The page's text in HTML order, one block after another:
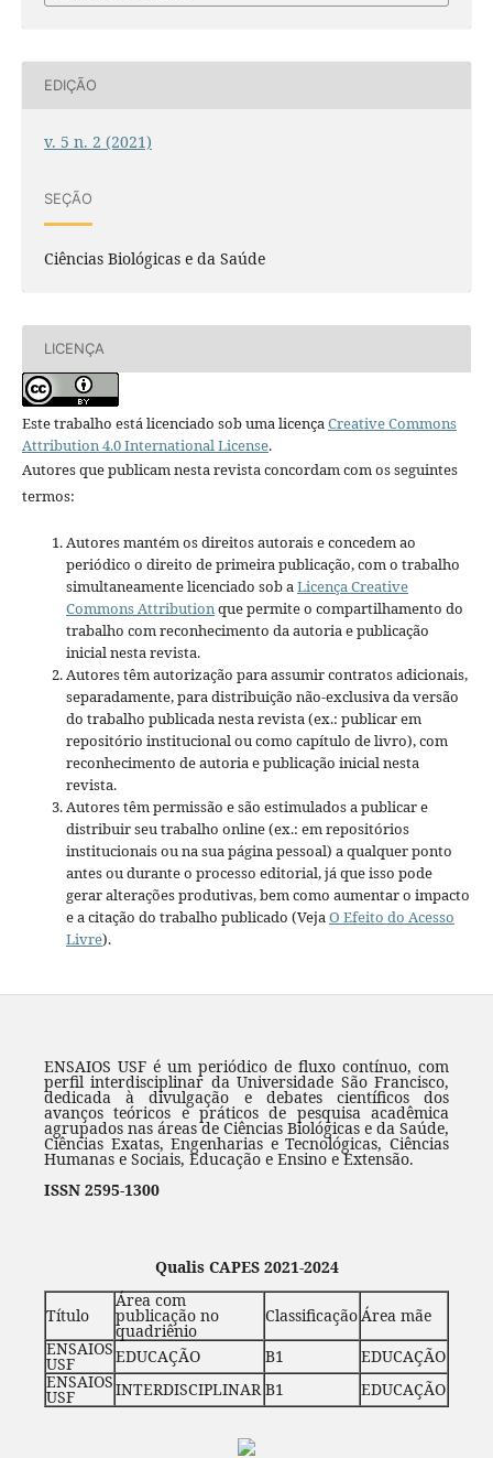
EDIÇÃO
v. 5 n. 2 (2021)
SEÇÃO
Ciências Biológicas e da Saúde
LICENÇA
Este trabalho está licenciado sob uma licençaCreative Commons
Attribution 4.0 International License.
Autores que publicam nesta revista concordam com os seguintes
termos:
Autores mantém os direitos autorais e concedem ao
periódico o direito de primeira publicação, com o trabalho
simultaneamente licenciado sob aLicença Creative
Commons Attributionque permite o compartilhamento do
trabalho com reconhecimento da autoria e publicação
inicial nesta revista.
Autores têm autorização para assumir contratos adicionais,
separadamente, para distribuição não-exclusiva da versão
do trabalho publicada nesta revista (ex.: publicar em
repositório institucional ou como capítulo de livro), com
reconhecimento de autoria e publicação inicial nesta
revista.
Autores têm permissão e são estimulados a publicar e
distribuir seu trabalho online (ex.: em repositórios
institucionais ou na sua página pessoal) a qualquer ponto
antes ou durante o processo editorial, já que isso pode
gerar alterações produtivas, bem como aumentar o impacto
e a citação do trabalho publicado (VejaO Efeito do Acesso
Livre).
ENSAIOS USF é um periódico de fluxo contínuo, com
perfil interdisciplinar da Universidade São Francisco,
dedicada à divulgação e debates científicos dos
avanços teóricos e práticos de pesquisa acadêmica
agrupados nas áreas de Ciências Biológicas e da Saúde,
Ciências Exatas, Engenharias e Tecnológicas, Ciências
Humanas e Sociais, Educação e Ensino e Extensão.
ISSN 2595-1300
Qualis CAPES 2021-2024
Título
Área com
publicação no
quadriênio
Classificação Área mãe
ENSAIOS
USF EDUCAÇÃO B1
EDUCAÇÃO
ENSAIOS
USF INTERDISCIPLINAR B1 EDUCAÇÃO